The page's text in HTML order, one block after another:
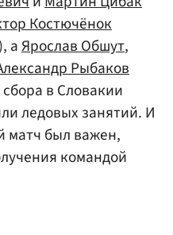
Костючёнок
аЯрослав Обшут,
Рыбаков
в Словакии
ледовых занятий. И
матч был важен,
командой